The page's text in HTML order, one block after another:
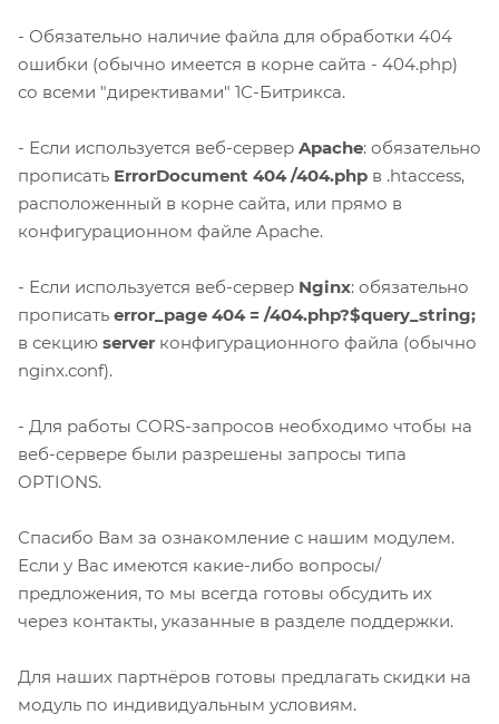
- Обязательно наличие файла для обработки 404
ошибки (обычно имеется в корне сайта - 404.php)
со всеми "директивами" 1С-Битрикса.
- Если используется веб-сервер Apache: обязательно
прописать ErrorDocument 404 /404.php в .htaccess,
расположенный в корне сайта, или прямо в
конфигурационном файле Apache.
- Если используется веб-сервер Nginx: обязательно
прописать error_page 404 = /404.php?$query_string;
в секцию server конфигурационного файла (обычно
nginx.conf).
- Для работы CORS-запросов необходимо чтобы на
веб-сервере были разрешены запросы типа
OPTIONS.
Спасибо Вам за ознакомление с нашим модулем.
Если у Вас имеются какие-либо вопросы/
предложения, то мы всегда готовы обсудить их
через контакты, указанные в разделе поддержки.
Для наших партнёров готовы предлагать скидки на
модуль по индивидуальным условиям.